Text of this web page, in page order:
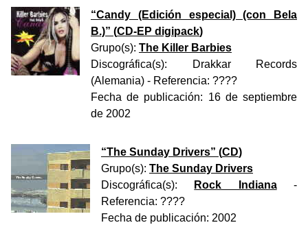
“Candy (Edición especial) (con Bela
B.)” (CD-EP digipack)
Grupo(s): The Killer Barbies
Discográfica(s):
Drakkar Records
(Alemania) - Referencia: ????
Fecha de publicación: 16 de septiembre
de 2002
“The Sunday Drivers” (CD)
Grupo(s): The Sunday Drivers
Discográfica(s):
Rock Indiana-
Referencia: ????
Fecha de publicación: 2002